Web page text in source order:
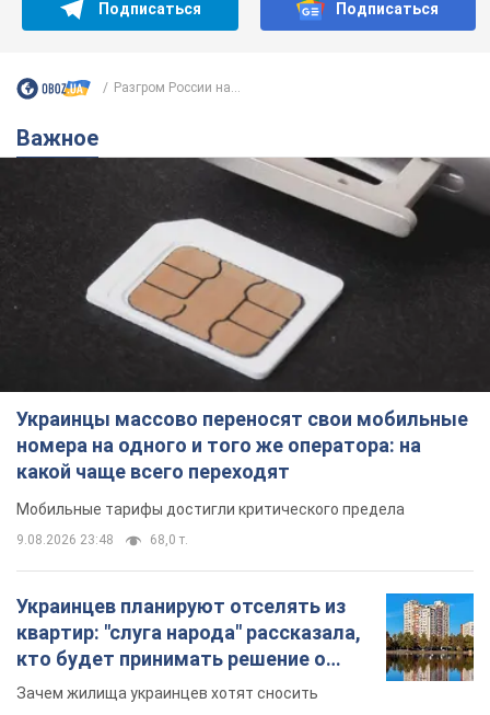
Подписаться Подписаться
Разгром России на...
Важное
Украинцы массово переносят свои мобильные
номера на одного и того же оператора: на
какой чаще всего переходят
Мобильные тарифы достигли критического предела
9.08.2026 23:48 68,0 т.
Украинцев планируют отселять из
квартир: "слуга народа" рассказала,
кто будет принимать решение о
сносе домов
Зачем жилища украинцев хотят сносить